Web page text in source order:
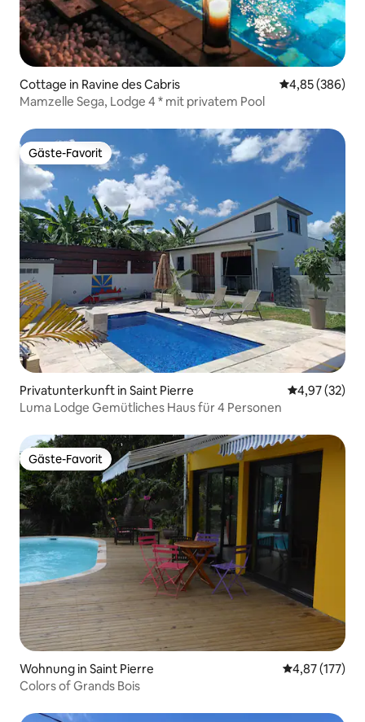
Cottage in Ravine des Cabris
4,85 (386)
Mamzelle Sega, Lodge 4 * mit privatem Pool
Gäste-Favorit
Gäste-Favorit
Privatunterkunft in Saint Pierre
4,97 (32)
Luma Lodge Gemütliches Haus für 4 Personen
Gäste-Favorit
Gäste-Favorit
Wohnung in Saint Pierre
4,87 (177)
Colors of Grands Bois